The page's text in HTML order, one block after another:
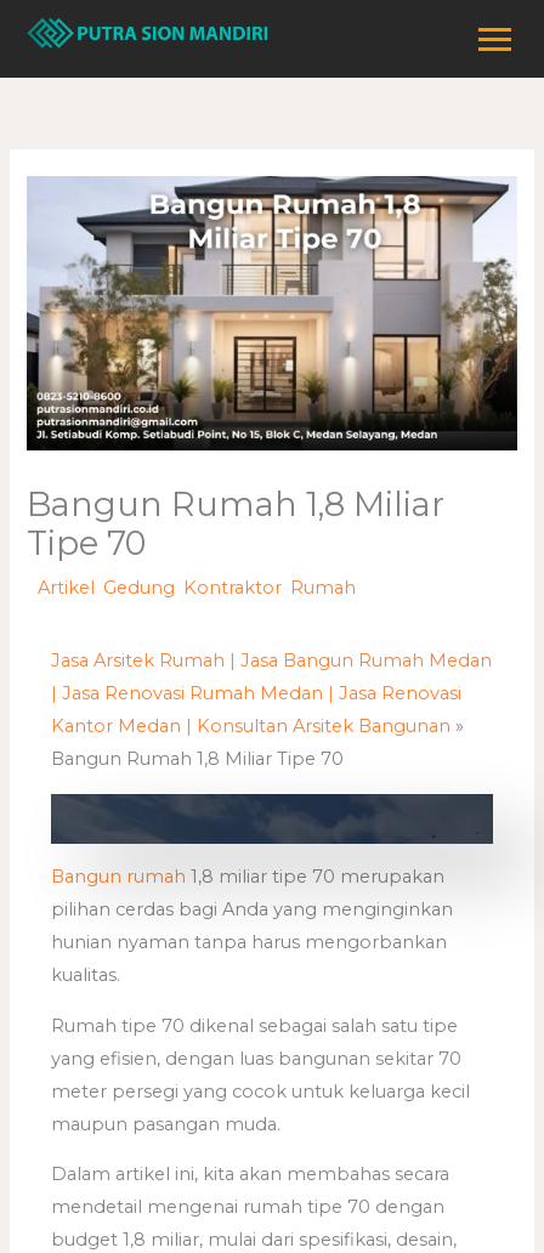
Lewati
konten
Bangun Rumah 1,8 Miliar
Tipe 70
/Artikel Gedung Kontraktor Rumah
Jasa Arsitek Rumah | Jasa Bangun Rumah Medan
| Jasa Renovasi Rumah Medan | Jasa Renovasi
Kantor Medan | Konsultan Arsitek Bangunan »
Bangun Rumah 1,8 Miliar Tipe 70
Bangun rumah 1,8 miliar tipe 70 merupakan
pilihan cerdas bagi Anda yang menginginkan
hunian nyaman tanpa harus mengorbankan
kualitas.
Rumah tipe 70 dikenal sebagai salah satu tipe
yang efisien, dengan luas bangunan sekitar 70
meter persegi yang cocok untuk keluarga kecil
maupun pasangan muda.
Dalam artikel ini, kita akan membahas secara
mendetail mengenai rumah tipe 70 dengan
budget 1,8 miliar, mulai dari spesifikasi, desain,